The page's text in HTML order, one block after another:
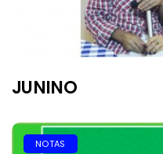
JUNINO
NOTAS